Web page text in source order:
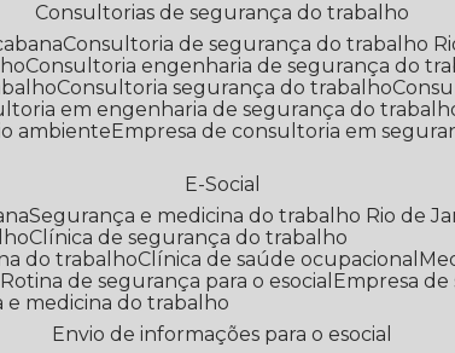
Consultorias de segurança do trabalho
Consultoria de segurança do trabalho
Consultoria engenharia de segurança do
Consultoria segurança do trabalho
em engenharia de segurança do
ambiente
Empresa de consultoria em
E-Social
Segurança e medicina do trabalho Rio de
Clínica de segurança do trabalho
do trabalho
Clínica de saúde ocupacional
Rotina de segurança para o esocial
Empresa
e medicina do trabalho
Envio de informações para o esocial